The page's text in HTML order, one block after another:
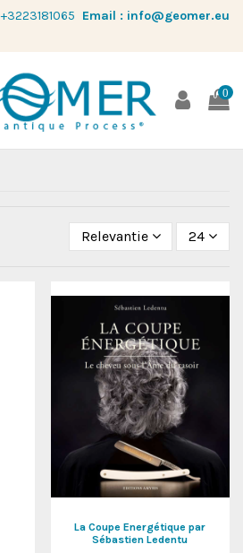
+3223181065 Email : info@geomer.eu
0
Relevantie 24
La Coupe Energétique par
Sébastien Ledentu